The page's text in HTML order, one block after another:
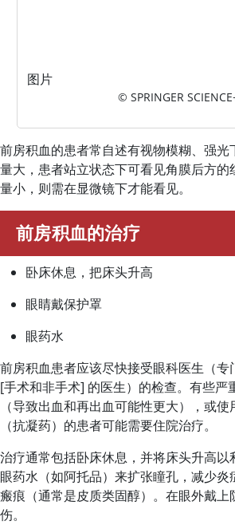
图片
© SPRINGER
前房积血的患者常自述有视物模糊、强
量大，患者站立状态下可看见角膜后方
量小，则需在显微镜下才能看见。
前房积血的治疗
卧床休息，把床头升高
眼睛戴保护罩
眼药水
前房积血患者应该尽快接受眼科医生（专
[手术和非手术] 的医生）的检查。有些严
（导致出血和再出血可能性更大），或
（抗凝药）的患者可能需要住院治疗。
治疗通常包括卧床休息，并将床头升高
眼药水（如阿托品）来扩张瞳孔，减少
瘢痕（通常是皮质类固醇）。在眼外戴上
伤。